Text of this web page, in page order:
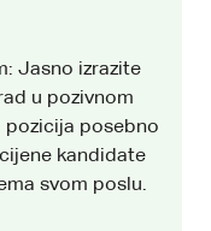
Jasno izrazite
u pozivnom
pozicija posebno
kandidate
svom poslu.